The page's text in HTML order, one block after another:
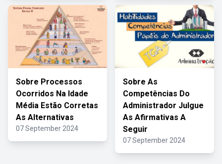
Sobre Processos
Ocorridos Na Idade
Média Estão Corretas
As Alternativas
07 September 2024
Sobre As
Competências Do
Administrador Julgue
As Afirmativas A
Seguir
07 September 2024